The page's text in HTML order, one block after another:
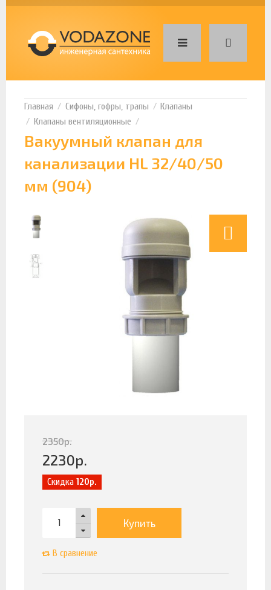
Сифоны, гофры, трапы
Клапаны
Клапаны вентиляционные
Вакуумный клапан для
канализации HL 32/40/50
мм (904)
2350р.
2230р.
Скидка 120р.
Купить
В сравнение